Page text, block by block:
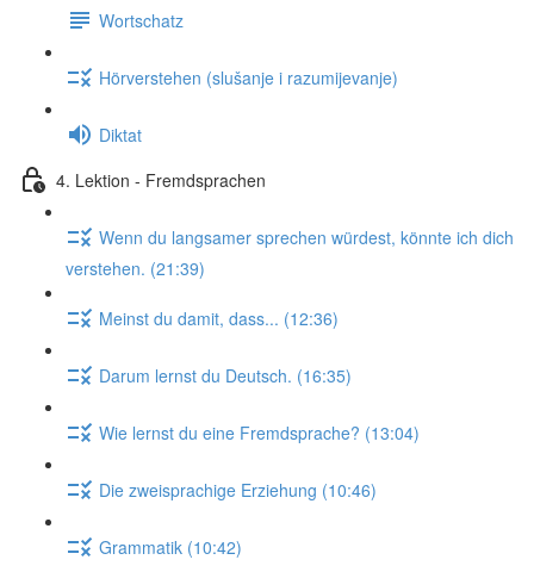
Wortschatz
Hörverstehen (slušanje i razumijevanje)
Diktat
4. Lektion - Fremdsprachen
Wenn du langsamer sprechen würdest, könnte ich dich
verstehen. (21:39)
Meinst du damit, dass... (12:36)
Darum lernst du Deutsch. (16:35)
Wie lernst du eine Fremdsprache? (13:04)
Die zweisprachige Erziehung (10:46)
Grammatik (10:42)